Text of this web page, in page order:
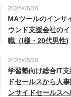
2026/06/16
MAツールのインサ
ウンド支援会社の
職（I様・20代男性)
2026/05/20
学習塾向け総合IT
ドセールスから人
ンサイドセールス